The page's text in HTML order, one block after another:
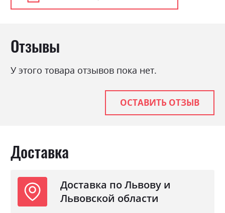
Отзывы
У этого товара отзывов пока нет.
ОСТАВИТЬ ОТЗЫВ
Доставка
Доставка по Львову и
Львовской области